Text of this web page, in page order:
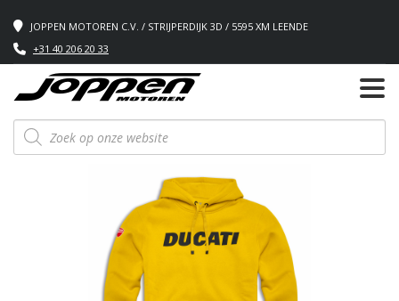
JOPPEN MOTOREN C.V. / STRIJPERDIJK 3D / 5595 XM LEENDE
+31 40 206 20 33
Producten
zoeken